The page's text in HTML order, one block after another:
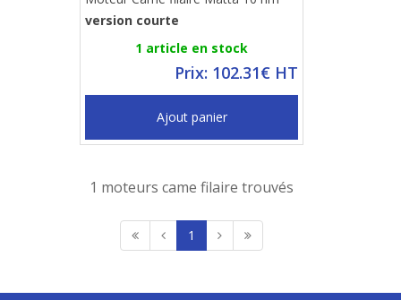
version courte
1 article en stock
Prix: 102.31€ HT
Ajout panier
1 moteurs came filaire trouvés
1